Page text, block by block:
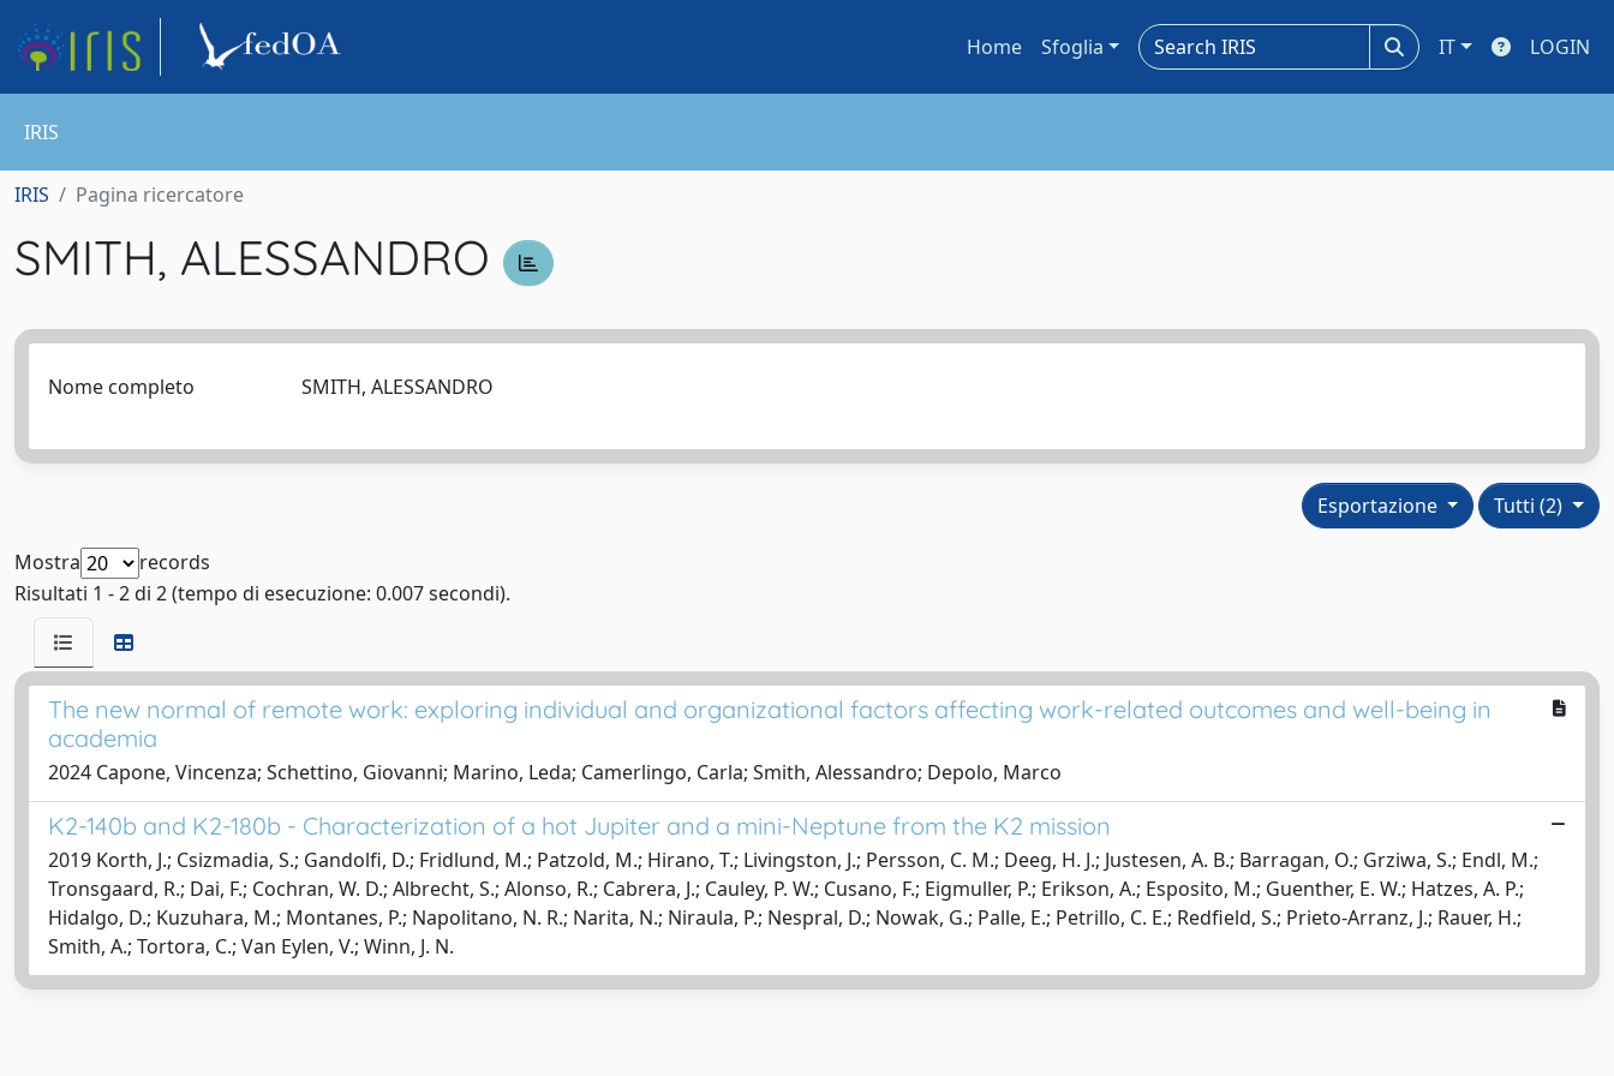
Home Sfoglia IT LOGIN
IRIS
IRIS Pagina ricercatore
SMITH, ALESSANDRO
Nome completo SMITH, ALESSANDRO
Tutti (2)
Esportazione
Mostra
records
Risultati 1 - 2 di 2 (tempo di esecuzione: 0.007 secondi).
The new normal of remote work: exploring individual and organizational factors affecting work-related outcomes and well-being in
academia
2024 Capone, Vincenza; Schettino, Giovanni; Marino, Leda; Camerlingo, Carla; Smith, Alessandro; Depolo, Marco
K2-140b and K2-180b - Characterization of a hot Jupiter and a mini-Neptune from the K2 mission
2019 Korth, J.; Csizmadia, S.; Gandolfi, D.; Fridlund, M.; Patzold, M.; Hirano, T.; Livingston, J.; Persson, C. M.; Deeg, H. J.; Justesen, A. B.; Barragan, O.; Grziwa, S.; Endl, M.;
Tronsgaard, R.; Dai, F.; Cochran, W. D.; Albrecht, S.; Alonso, R.; Cabrera, J.; Cauley, P. W.; Cusano, F.; Eigmuller, P.; Erikson, A.; Esposito, M.; Guenther, E. W.; Hatzes, A. P.;
Hidalgo, D.; Kuzuhara, M.; Montanes, P.; Napolitano, N. R.; Narita, N.; Niraula, P.; Nespral, D.; Nowak, G.; Palle, E.; Petrillo, C. E.; Redfield, S.; Prieto-Arranz, J.; Rauer, H.;
Smith, A.; Tortora, C.; Van Eylen, V.; Winn, J. N.